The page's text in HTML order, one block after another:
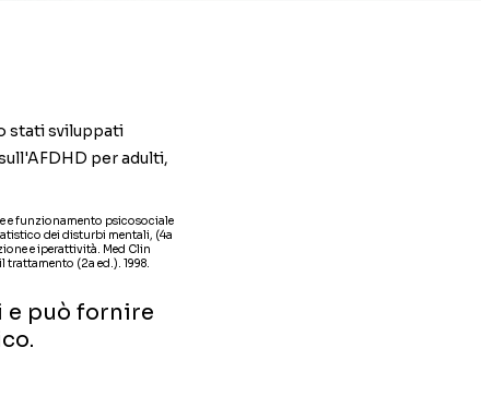
stati sviluppati
per adulti,
e funzionamento psicosociale
dei disturbi mentali, (4a
e iperattività. Med Clin
trattamento (2a ed.). 1998.
e può fornire